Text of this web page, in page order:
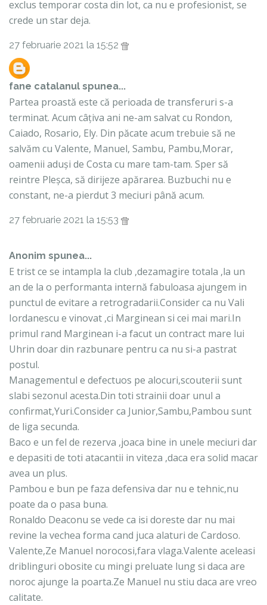
exclus temporar costa din lot, ca nu e profesionist, se
crede un star deja.
27 februarie 2021 la 15:52
fane catalanul spunea...
Partea proastă este că perioada de transferuri s-a
terminat. Acum câțiva ani ne-am salvat cu Rondon,
Caiado, Rosario, Ely. Din păcate acum trebuie să ne
salvăm cu Valente, Manuel, Sambu, Pambu,Morar,
oamenii aduși de Costa cu mare tam-tam. Sper să
reintre Pleșca, să dirijeze apărarea. Buzbuchi nu e
constant, ne-a pierdut 3 meciuri până acum.
27 februarie 2021 la 15:53
Anonim spunea...
E trist ce se intampla la club ,dezamagire totala ,la un
an de la o performanta internă fabuloasa ajungem in
punctul de evitare a retrogradarii.Consider ca nu Vali
Iordanescu e vinovat ,ci Marginean si cei mai mari.In
primul rand Marginean i-a facut un contract mare lui
Uhrin doar din razbunare pentru ca nu si-a pastrat
postul.
Managementul e defectuos pe alocuri,scouterii sunt
slabi sezonul acesta.Din toti strainii doar unul a
confirmat,Yuri.Consider ca Junior,Sambu,Pambou sunt
de liga secunda.
Baco e un fel de rezerva ,joaca bine in unele meciuri dar
e depasiti de toti atacantii in viteza ,daca era solid macar
avea un plus.
Pambou e bun pe faza defensiva dar nu e tehnic,nu
poate da o pasa buna.
Ronaldo Deaconu se vede ca isi doreste dar nu mai
revine la vechea forma cand juca alaturi de Cardoso.
Valente,Ze Manuel norocosi,fara vlaga.Valente aceleasi
driblinguri obosite cu mingi preluate lung si daca are
noroc ajunge la poarta.Ze Manuel nu stiu daca are vreo
calitate.